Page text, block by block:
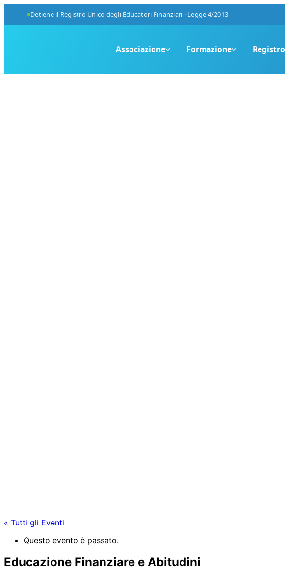
Detiene il Registro Unico degli Educatori Finanziari · Legge 4/2013
Associazione Formazione Registro
« Tutti gli Eventi
Questo evento è passato.
Educazione Finanziare e Abitudini